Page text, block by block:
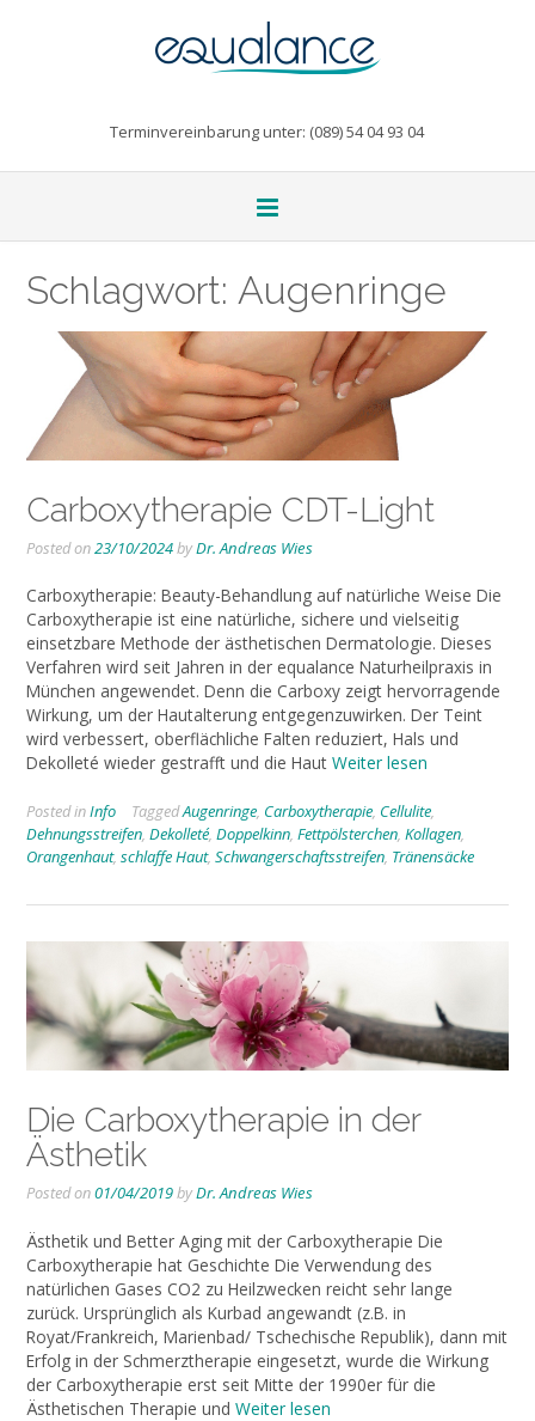
Terminvereinbarung unter: (089) 54 04 93 04
Schlagwort: Augenringe
Carboxytherapie CDT-Light
Posted on23/10/2024byDr. Andreas Wies
Carboxytherapie: Beauty-Behandlung auf natürliche Weise Die
Carboxytherapie ist eine natürliche, sichere und vielseitig
einsetzbare Methode der ästhetischen Dermatologie. Dieses
Verfahren wird seit Jahren in der equalance Naturheilpraxis in
München angewendet. Denn die Carboxy zeigt hervorragende
Wirkung, um der Hautalterung entgegenzuwirken. Der Teint
wird verbessert, oberflächliche Falten reduziert, Hals und
Dekolleté wieder gestrafft und die Haut Weiter lesen
Posted inInfo TaggedAugenringe, Carboxytherapie, Cellulite,
Dehnungsstreifen, Dekolleté, Doppelkinn, Fettpölsterchen, Kollagen,
Orangenhaut, schlaffe Haut, Schwangerschaftsstreifen, Tränensäcke
Die Carboxytherapie in der
Ästhetik
Posted on01/04/2019byDr. Andreas Wies
Ästhetik und Better Aging mit der Carboxytherapie Die
Carboxytherapie hat Geschichte Die Verwendung des
natürlichen Gases CO2 zu Heilzwecken reicht sehr lange
zurück. Ursprünglich als Kurbad angewandt (z.B. in
Royat/Frankreich, Marienbad/ Tschechische Republik), dann mit
Erfolg in der Schmerztherapie eingesetzt, wurde die Wirkung
der Carboxytherapie erst seit Mitte der 1990er für die
Ästhetischen Therapie und Weiter lesen